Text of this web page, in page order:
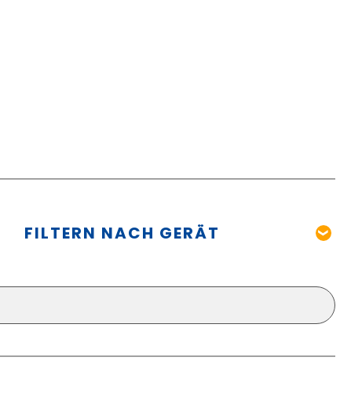
FILTERN NACH GERÄT